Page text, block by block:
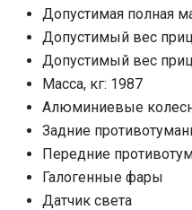
Допустимая полная
Допустимый вес
Допустимый вес
Масса, кг: 1987
Алюминиевые
Задние
Передние
Галогенные фары
Датчик света